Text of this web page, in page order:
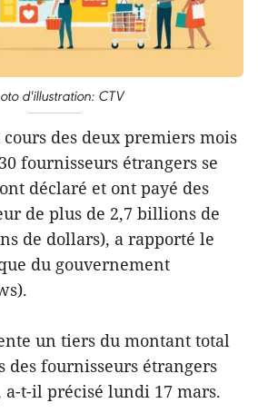
d'illustration: CTV
des deux premiers mois
fournisseurs étrangers se
déclaré et ont payé des
de plus de 2,7 billions de
de dollars), a rapporté le
du gouvernement
un tiers du montant total
des fournisseurs étrangers
a-t-il précisé lundi 17 mars.